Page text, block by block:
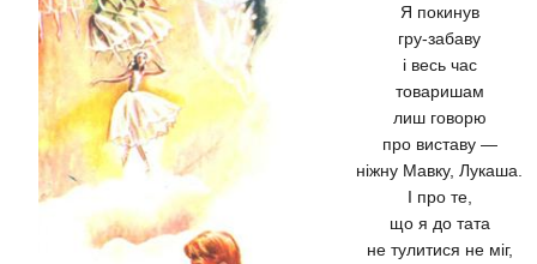
Я покинув
гру-забаву
і весь час
товаришам
лиш говорю
про виставу —
ніжну Мавку, Лукаша.
І про те,
що я до тата
не тулитися не міг,